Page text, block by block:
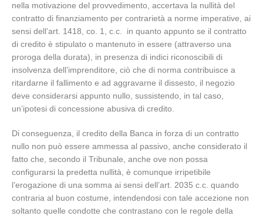
nella motivazione del provvedimento, accertava la nullità del
contratto di finanziamento per contrarietà a norme imperative, ai
sensi dell’art. 1418, co. 1, c.c. in quanto appunto se il contratto
di credito è stipulato o mantenuto in essere (attraverso una
proroga della durata), in presenza di indici riconoscibili di
insolvenza dell’imprenditore, ciò che di norma contribuisce a
ritardarne il fallimento e ad aggravarne il dissesto, il negozio
deve considerarsi appunto nullo, sussistendo, in tal caso,
un’ipotesi di concessione abusiva di credito.
Di conseguenza, il credito della Banca in forza di un contratto
nullo non può essere ammessa al passivo, anche considerato il
fatto che, secondo il Tribunale, anche ove non possa
configurarsi la predetta nullità, è comunque irripetibile
l’erogazione di una somma ai sensi dell’art. 2035 c.c. quando
contraria al buon costume, intendendosi con tale accezione non
soltanto quelle condotte che contrastano con le regole della